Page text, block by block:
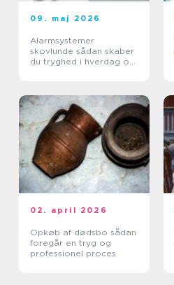
09. maj 2026
Alarmsystemer
skovlunde sådan skaber
du tryghed i hverdag og
02. april 2026
Opkøb af dødsbo sådan
foregår en tryg og
professionel proces